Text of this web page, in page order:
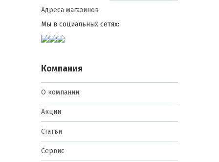
Адреса магазинов
Мы в социальных сетях:
Компания
О компании
Акции
Статьи
Сервис